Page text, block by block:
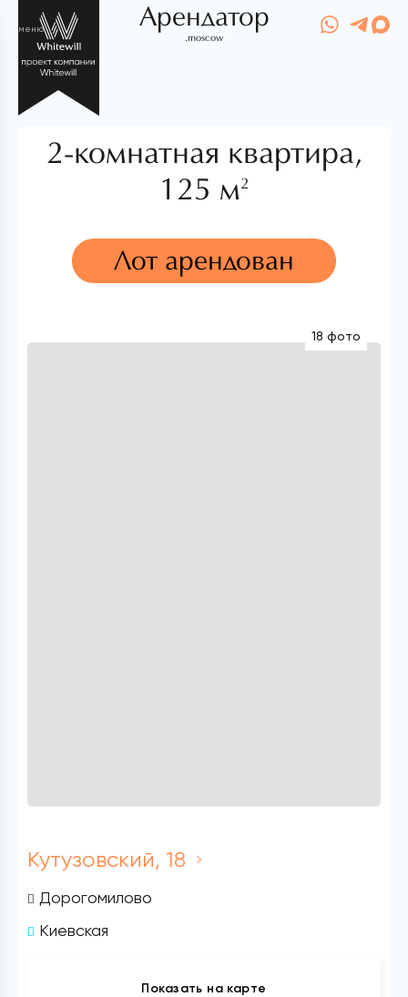
меню Арендатор
.moscow
2-комнатная квартира,
125 м2
Лот арендован
18 фото
Кутузовский, 18
Дорогомилово
Киевская
Показать на карте